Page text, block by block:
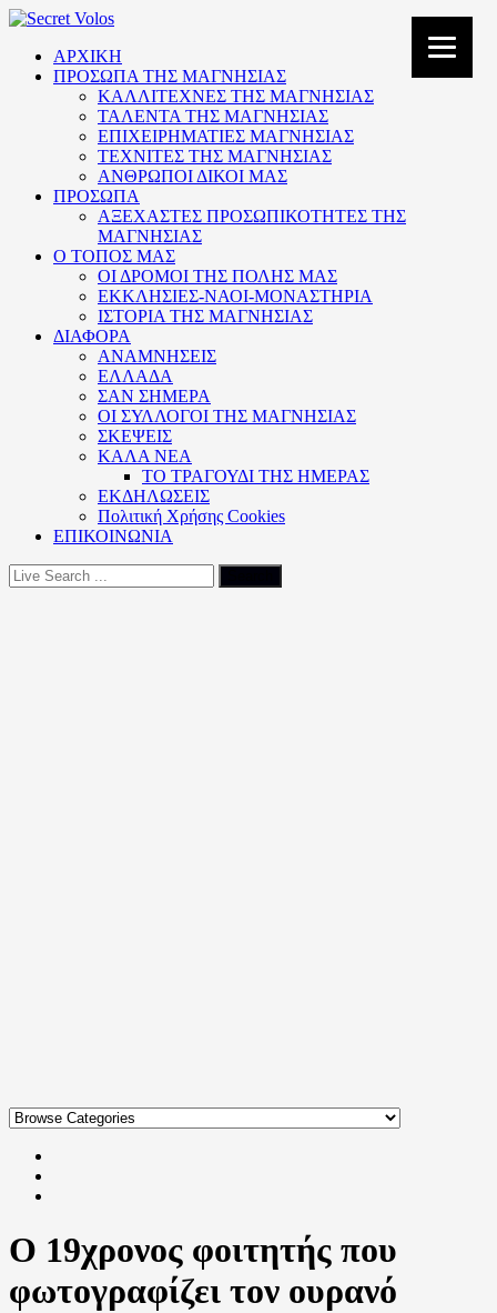
ΑΡΧΙΚΗ
ΠΡΟΣΩΠΑ ΤΗΣ ΜΑΓΝΗΣΙΑΣ
ΚΑΛΛΙΤΕΧΝΕΣ ΤΗΣ ΜΑΓΝΗΣΙΑΣ
ΤΑΛΕΝΤΑ ΤΗΣ ΜΑΓΝΗΣΙΑΣ
ΕΠΙΧΕΙΡΗΜΑΤΙΕΣ ΜΑΓΝΗΣΙΑΣ
ΤΕΧΝΙΤΕΣ ΤΗΣ ΜΑΓΝΗΣΙΑΣ
ΑΝΘΡΩΠΟΙ ΔΙΚΟΙ ΜΑΣ
ΠΡΟΣΩΠΑ
ΑΞΕΧΑΣΤΕΣ ΠΡΟΣΩΠΙΚΟΤΗΤΕΣ ΤΗΣ
ΜΑΓΝΗΣΙΑΣ
Ο ΤΟΠΟΣ ΜΑΣ
ΟΙ ΔΡΟΜΟΙ ΤΗΣ ΠΟΛΗΣ ΜΑΣ
ΕΚΚΛΗΣΙΕΣ-ΝΑΟΙ-ΜΟΝΑΣΤΗΡΙΑ
ΙΣΤΟΡΙΑ ΤΗΣ ΜΑΓΝΗΣΙΑΣ
ΔΙΑΦΟΡΑ
ΑΝΑΜΝΗΣΕΙΣ
ΕΛΛΑΔΑ
ΣΑΝ ΣΗΜΕΡΑ
ΟΙ ΣΥΛΛΟΓΟΙ ΤΗΣ ΜΑΓΝΗΣΙΑΣ
ΣΚΕΨΕΙΣ
ΚΑΛΑ ΝΕΑ
ΤΟ ΤΡΑΓΟΥΔΙ ΤΗΣ ΗΜΕΡΑΣ
ΕΚΔΗΛΩΣΕΙΣ
Πολιτική Xρήσης Cookies
ΕΠΙΚΟΙΝΩΝΙΑ
Ο 19χρονος φοιτητής που
φωτογραφίζει τον ουρανό